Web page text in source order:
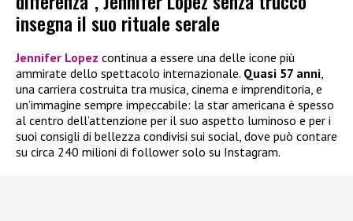
insegna il suo rituale serale
Jennifer Lopez continua a essere una delle icone più
ammirate dello spettacolo internazionale. Quasi 57 anni
una carriera costruita tra musica, cinema e imprenditoria, e
un’immagine sempre impeccabile: la star americana è spesso
al centro dell’attenzione per il suo aspetto luminoso e per i
suoi consigli di bellezza condivisi sui social, dove può contare
su circa 240 milioni di follower solo su Instagram.